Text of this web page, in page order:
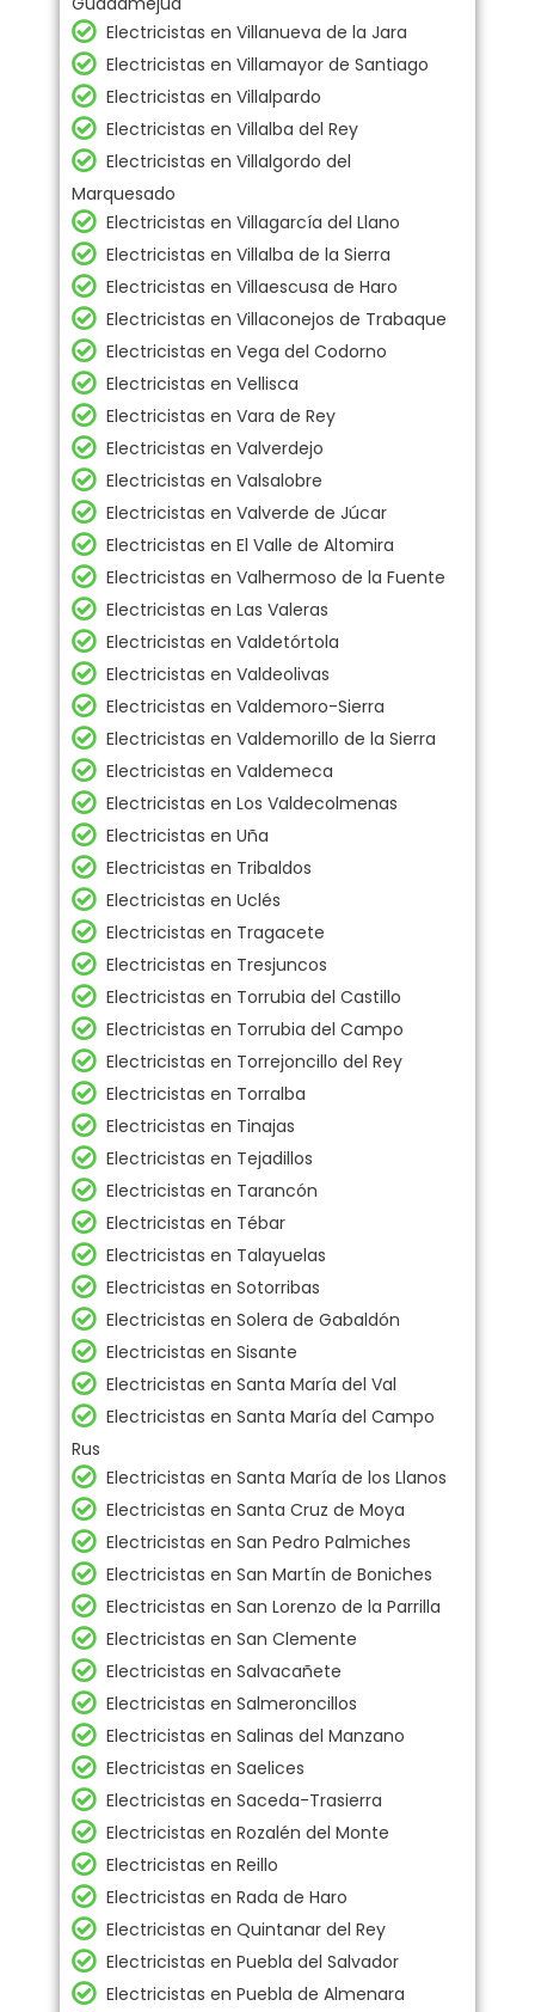
Electricistas en Villanueva de la Jara
Electricistas en Villamayor de Santiago
Electricistas en Villalpardo
Electricistas en Villalba del Rey
Electricistas en Villalgordo del
Marquesado
Electricistas en Villagarcía del Llano
Electricistas en Villalba de la Sierra
Electricistas en Villaescusa de Haro
Electricistas en Villaconejos de Trabaque
Electricistas en Vega del Codorno
Electricistas en Vellisca
Electricistas en Vara de Rey
Electricistas en Valverdejo
Electricistas en Valsalobre
Electricistas en Valverde de Júcar
Electricistas en El Valle de Altomira
Electricistas en Valhermoso de la Fuente
Electricistas en Las Valeras
Electricistas en Valdetórtola
Electricistas en Valdeolivas
Electricistas en Valdemoro-Sierra
Electricistas en Valdemorillo de la Sierra
Electricistas en Valdemeca
Electricistas en Los Valdecolmenas
Electricistas en Uña
Electricistas en Tribaldos
Electricistas en Uclés
Electricistas en Tragacete
Electricistas en Tresjuncos
Electricistas en Torrubia del Castillo
Electricistas en Torrubia del Campo
Electricistas en Torrejoncillo del Rey
Electricistas en Torralba
Electricistas en Tinajas
Electricistas en Tejadillos
Electricistas en Tarancón
Electricistas en Tébar
Electricistas en Talayuelas
Electricistas en Sotorribas
Electricistas en Solera de Gabaldón
Electricistas en Sisante
Electricistas en Santa María del Val
Electricistas en Santa María del Campo
Rus
Electricistas en Santa María de los Llanos
Electricistas en Santa Cruz de Moya
Electricistas en San Pedro Palmiches
Electricistas en San Martín de Boniches
Electricistas en San Lorenzo de la Parrilla
Electricistas en San Clemente
Electricistas en Salvacañete
Electricistas en Salmeroncillos
Electricistas en Salinas del Manzano
Electricistas en Saelices
Electricistas en Saceda-Trasierra
Electricistas en Rozalén del Monte
Electricistas en Reillo
Electricistas en Rada de Haro
Electricistas en Quintanar del Rey
Electricistas en Puebla del Salvador
Electricistas en Puebla de Almenara